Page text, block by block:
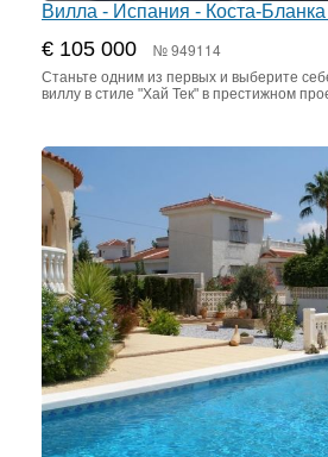
Вилла - Испания - Коста-
€ 105 000 № 949114
Станьте одним из первых и выберите
виллу в стиле "Хай Тек" в престижном